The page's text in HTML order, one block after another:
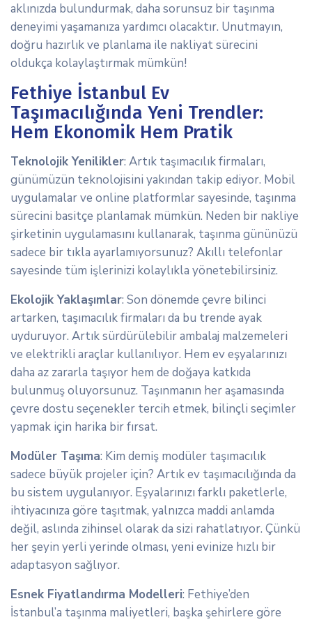
aklınızda bulundurmak, daha sorunsuz bir taşınma
deneyimi yaşamanıza yardımcı olacaktır. Unutmayın,
doğru hazırlık ve planlama ile nakliyat sürecini
oldukça kolaylaştırmak mümkün!
Fethiye İstanbul Ev
Taşımacılığında Yeni Trendler:
Hem Ekonomik Hem Pratik
Teknolojik Yenilikler: Artık taşımacılık firmaları,
günümüzün teknolojisini yakından takip ediyor. Mobil
uygulamalar ve online platformlar sayesinde, taşınma
sürecini basitçe planlamak mümkün. Neden bir nakliye
şirketinin uygulamasını kullanarak, taşınma gününüzü
sadece bir tıkla ayarlamıyorsunuz? Akıllı telefonlar
sayesinde tüm işlerinizi kolaylıkla yönetebilirsiniz.
Ekolojik Yaklaşımlar: Son dönemde çevre bilinci
artarken, taşımacılık firmaları da bu trende ayak
uyduruyor. Artık sürdürülebilir ambalaj malzemeleri
ve elektrikli araçlar kullanılıyor. Hem ev eşyalarınızı
daha az zararla taşıyor hem de doğaya katkıda
bulunmuş oluyorsunuz. Taşınmanın her aşamasında
çevre dostu seçenekler tercih etmek, bilinçli seçimler
yapmak için harika bir fırsat.
Modüler Taşıma: Kim demiş modüler taşımacılık
sadece büyük projeler için? Artık ev taşımacılığında da
bu sistem uygulanıyor. Eşyalarınızı farklı paketlerle,
ihtiyacınıza göre taşıtmak, yalnızca maddi anlamda
değil, aslında zihinsel olarak da sizi rahatlatıyor. Çünkü
her şeyin yerli yerinde olması, yeni evinize hızlı bir
adaptasyon sağlıyor.
Esnek Fiyatlandırma Modelleri: Fethiye’den
İstanbul’a taşınma maliyetleri, başka şehirlere göre